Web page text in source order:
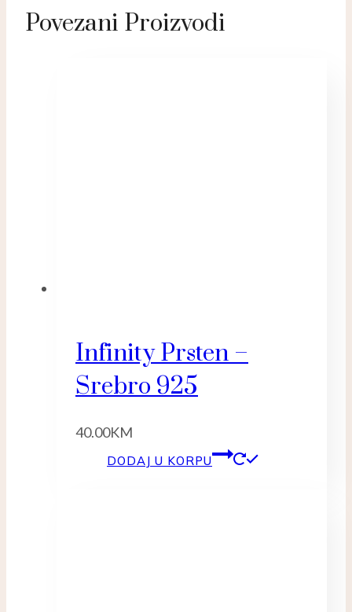
Povezani Proizvodi
Infinity Prsten –
Srebro 925
40.00KM
DODAJ U KORPU